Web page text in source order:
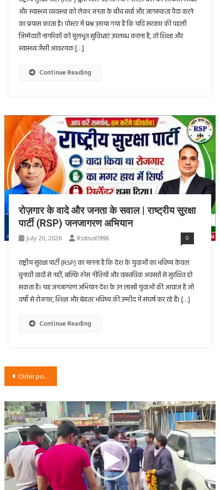
और स्वास्थ्य व्यवस्था को लेकर जनता के बीच चर्चा और जागरूकता पैदा करने
का प्रयास करता है। पोस्टर में प्रश्न उठाया गया है कि यदि सरकार की पहली
जिम्मेदारी नागरिकों को मूलभूत सुविधाएं उपलब्ध कराना है, तो शिक्षा और
स्वास्थ्य जैसी आवश्यक […]
Continue Reading
रोज़गार के वादे और जनता के सवाल | राष्ट्रीय सुरक्षा
पार्टी (RSP) जनजागरण अभियान
July 20, 2026 Rsstrust1996 0
राष्ट्रीय सुरक्षा पार्टी (RSP) का मानना है कि देश के युवाओं का भविष्य केवल
चुनावी वादों से नहीं, बल्कि ठोस नीतियों और वास्तविक अवसरों से सुरक्षित हो
सकता है। यह जनजागरण अभियान देश के उन लाखों युवाओं की आवाज़ है जो
वर्षों से रोजगार, शिक्षा और बेहतर भविष्य की उम्मीद में संघर्ष कर रहे हैं। […]
Continue Reading
Posts
Older posts
Video
Player